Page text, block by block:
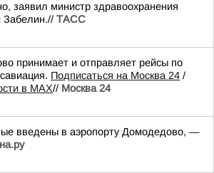
заявил министр здравоохранения
Забелин.// ТАСС
принимает и отправляет рейсы по
Подписаться на Москва 24 /
в MAX// Москва 24
введены в аэропорту Домодедово, —